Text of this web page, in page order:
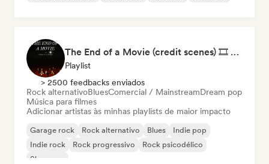
The End of a Movie (credit scenes) 🎞️ Cinematic Dream Pop & Bedroom Indie
Playlist
> 2500 feedbacks enviados
Rock alternativoBluesComercial / MainstreamDream pop
Música para filmes
Adicionar artistas às minhas playlists de maior impacto
Garage rock Rock alternativo Blues
Indie pop
Indie rock
Rock progressivo
Rock psicodélico
Shoegaze